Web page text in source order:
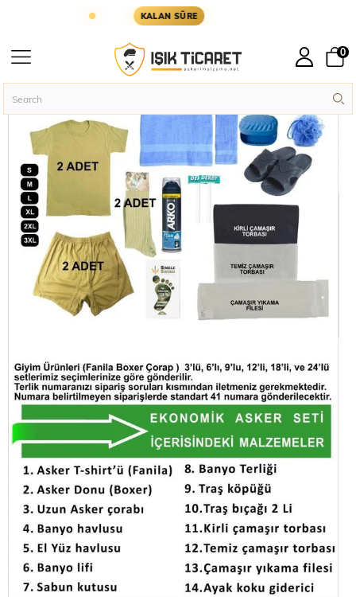
KALAN SÜRE KARGOYA YETİŞMESİ İÇİN KALAN
0
Homepage Soldier Supplies Soldier Sets Acemi Bedelli Ekonomik